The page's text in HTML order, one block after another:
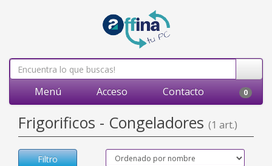
Menú Acceso Contacto 0
Frigorificos - Congeladores (1 art.)
Filtro